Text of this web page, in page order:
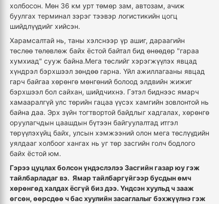
холбосон. Мөн 36 км урт төмөр зам, автозам, ачиж
буулгах терминал зэрэг тээвэр логистикийн цогц
шийдлүүдийг хийсэн.
Харамсалтай нь, таны хэлснээр үр ашиг, дараагийн
төслөө төлөвлөж байх ёстой байтал бид өнөөдөр "гараа
хумхиад" сууж байна.Мега төслийг хэрэгжүүлэх явцад
хүндрэл бэрхшээл зөндөө гарна. Үйл ажиллагааны явцад
гарч байгаа хөрөнгө мөнгөний болоод элдвийн жижиг
бэрхшээл бол сайхан, шийдчихнэ. Гэтэл биднээс ямарч
хамааралгүй улс төрийн гацаа үүсэх хамгийн зовлонтой нь
байна даа. Эрх зүйн тогтвортой байдлыг хадгалах, хөрөнгө
оруулагчдын цаашдын бүтээн байгуулалтад итгэл
төрүүлэхүйц байх, улсын хэмжээний олон мега төслүүдийн
уялдааг холбоог хангах нь уг төр засгийн голч бодлого
байх ёстой юм.
Гэрээ цуцлах болсон үндэслэлээ Засгийн газар юу гэж
тайлбарладаг вэ. Ямар тайлбаргүйгээр бусдын өмч
хөрөнгөд халдах ёсгүй биз дээ. Үндсэн хуульд ч зааж
өгсөн, өөрсдөө ч бас хуулийн засаглалыг бэхжүүлнэ гэж